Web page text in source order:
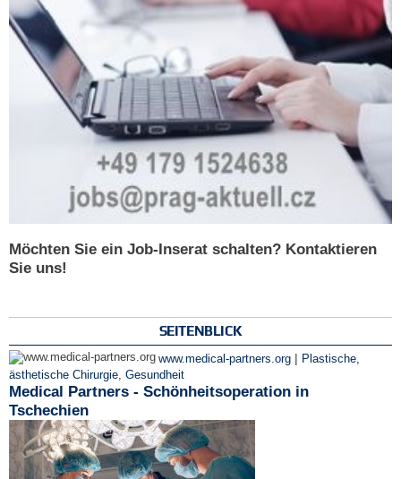
Möchten Sie ein Job-Inserat schalten? Kontaktieren
Sie uns!
SEITENBLICK
www.medical-partners.org | Plastische,
ästhetische Chirurgie Gesundheit
Medical Partners - Schönheitsoperation in
Tschechien